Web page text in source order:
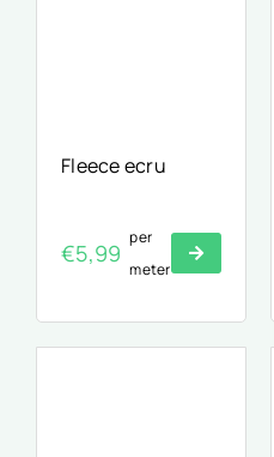
Fleece ecru
€5,99
per
meter